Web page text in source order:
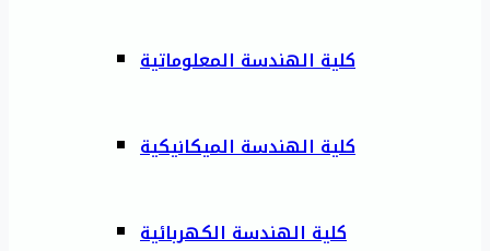
كلية الهندسة المعلوماتية
كلية الهندسة الميكانيكية
كلية الهندسة الكهربائية